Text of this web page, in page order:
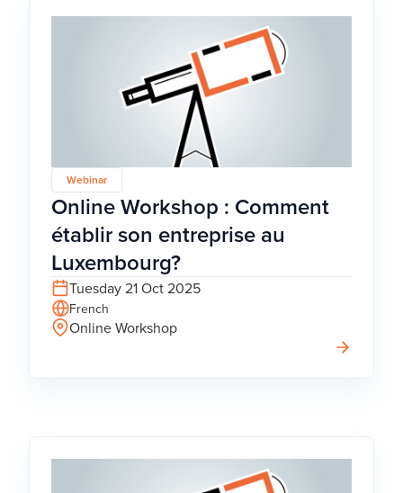
Webinar
Online Workshop : Comment
établir son entreprise au
Luxembourg?
Tuesday 21 Oct 2025
French
Online Workshop